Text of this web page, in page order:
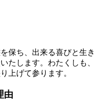
保ち、出来る喜びと生き
たします。わたくしも、
上げて参ります。
由